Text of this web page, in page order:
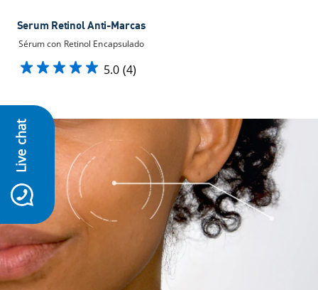
Live chat
icon-whatsapp
Serum Retinol Anti-Marcas
Sérum con Retinol Encapsulado
5.0 (4)